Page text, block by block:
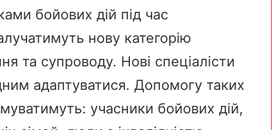
бойових дій під час
нову категорію
та супроводу. Нові спеціалісти
адаптуватися. Допомогу таких
учасники бойових дій,